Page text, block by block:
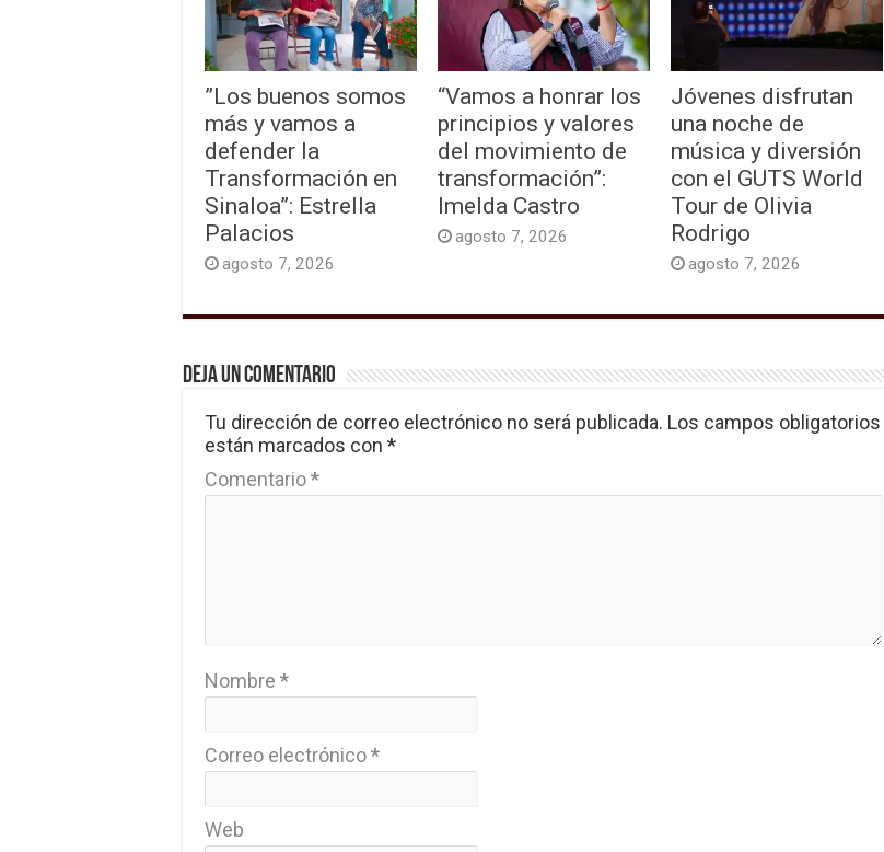
”Los buenos somos
más y vamos a
defender la
Transformación en
Sinaloa”: Estrella
Palacios
agosto 7, 2026
“Vamos a honrar los
principios y valores
del movimiento de
transformación”:
Imelda Castro
agosto 7, 2026
Jóvenes disfrutan
una noche de
música y diversión
con el GUTS World
Tour de Olivia
Rodrigo
agosto 7, 2026
Deja un comentario
Tu dirección de correo electrónico no será publicada. Los campos obligatorios
están marcados con *
Comentario*
Nombre *
Correo electrónico*
Web